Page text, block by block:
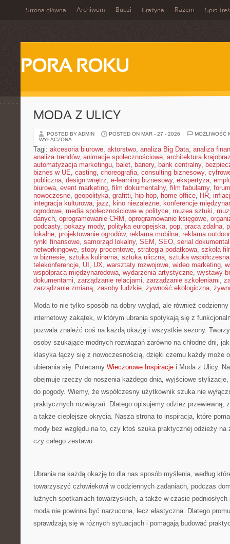
Strona główna Archiwum Budzi Grażyna Razem Spis
PORA ROKU
MODA Z ULICY
POSTED BY ADMIN POSTED ON MAR - 27 - 2026
MOŻLIWOŚĆ
WYŁĄCZONA
Tagi: akcesoria biurowe, aktorstwo, analiza Big Data, analiza
analiza trendów, animacje społecznościowe, architektura
automatyzacja marketingu, balet, banery, bank centralny,
biznes w UE, casting, choreografia, consulting biznesowy,
publiczna, design wnętrz, e-learning biznesowy, ekspertyza,
biurowa, event marketing, film dokumentalny, film fabularny,
nowoczesne, geopolityka, grafitti, hip-hop, home office, HR,
integracja kulturowa, jazz, kino niezależne, konferencje
ogrodowe, media społecznościowe w polityce, muzea sztuki,
danych, oprogramowanie CRM , oprogramowanie księgowe,
podcasty, pokazy mody, polityka europejska, pop, praca zdalna,
lokalne, projektowanie ogrodów, reklama mobilna, reklama outdoor
rynki finansowe, samorząd lokalny, SEM , SEO, serial
networkingowe, stopy procentowe, strategia podatkowa, szkoła
w biznesie, sztuka kulinarna, sztuka uliczna, sztuka współczesna
telekonferencje, UI , UX, warsztaty rozwojowe, wideo marketing,
współpraca międzynarodowa, wydarzenia artystyczne, wystawy
dokumentami, zarządzanie relacjami, zarządzanie szkoleniami,
zarządzanie zmianą, zasoby ludzkie, żywność ekologiczna,
Moda to nie tylko sposób na dobry wygląd, ale również
internetowy zakątek, w którym ubrania spotykają się z
pozwala znaleźć coś na każdą okazję i wszystkie sezony.
osoby szukające modnych rozwiązań zarówno na chłodne dni,
klasyka łączy się z nowoczesnością, dzięki czemu każdy może
ubierania się. Polecamy Wieczorowe Inspiracje i Moda z Ulicy.
obejmuje rzeczy do noszenia każdego dnia, wyjściowe
do pogody. Wiemy, że współczesny użytkownik szuka nie
praktycznych rozwiązań. Dlatego opisujemy odzież przewiewną,
a także cieplejsze okrycia. Nasza strona to inspiracja, które
mody bez względu na to, czy ktoś szuka praktycznej odzieży na
czy całego zestawu.
Ubrania na każdą okazję to dla nas sposób myślenia, według
towarzyszyć człowiekowi w codziennych zadaniach, podczas
luźnych spotkaniach towarzyskich, a także w czasie
moda nie powinna być narzucona, lecz elastyczna. Dlatego
sprawdzają się w różnych sytuacjach i pomagają budować